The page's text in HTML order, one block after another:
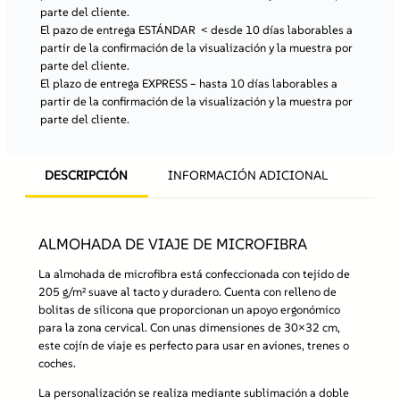
d
e
M
i
c
r
o
b
r
M
A
C
.
0
3
c
parte del cliente.
El pazo de entrega ESTÁNDAR< desde 10 días laborables a
partir de la confirmación de la visualización y la muestra por
parte del cliente.
El plazo de entrega EXPRESS– hasta 10 días laborables a
partir de la confirmación de la visualización y la muestra por
parte del cliente.
DESCRIPCIÓN INFORMACIÓN ADICIONAL
ALMOHADA DE VIAJE DE MICROFIBRA
La almohada de microfibra está confeccionada con tejido de
205 g/m² suave al tacto y duradero. Cuenta con relleno de
bolitas de silicona que proporcionan un apoyo ergonómico
para la zona cervical. Con unas dimensiones de 30×32 cm,
este cojín de viaje es perfecto para usar en aviones, trenes o
coches.
La personalización se realiza mediante sublimación a doble